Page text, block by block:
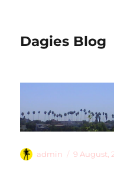
Dagies Blog
Autor
admin 9 August,